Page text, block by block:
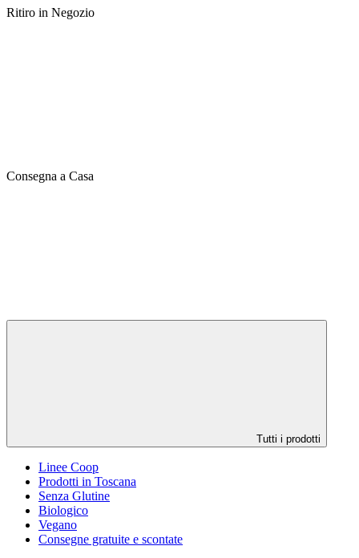
Ritiro in Negozio
Consegna a Casa
Tutti i prodotti
Linee Coop
Prodotti in Toscana
Senza Glutine
Biologico
Vegano
Consegne gratuite e scontate